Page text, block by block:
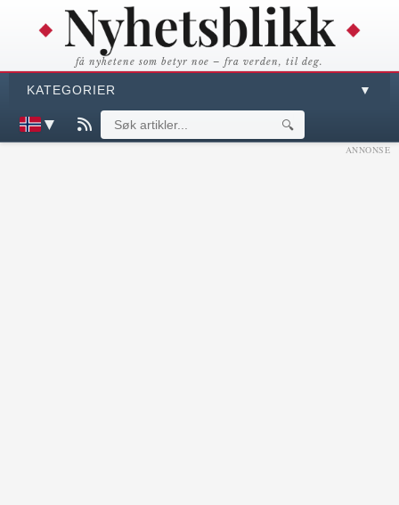
få nyhetene som betyr noe – fra verden, til deg.
KATEGORIER ▼
▼ 🔍
ANNONSE